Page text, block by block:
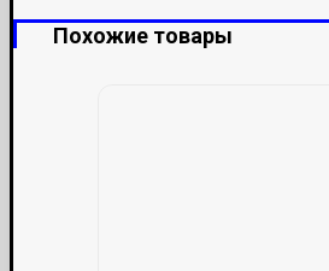
Похожие товары